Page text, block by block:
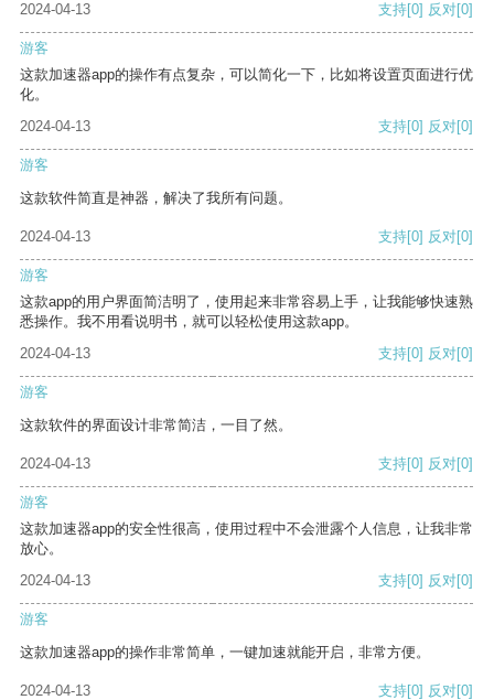
2024-04-13
支持[0] 反对[0]
游客
这款加速器app的操作有点复杂，可以简化一下，比如将设置页面进行优
化。
2024-04-13
支持[0] 反对[0]
游客
这款软件简直是神器，解决了我所有问题。
2024-04-13 支持[0] 反对[0]
游客
这款app的用户界面简洁明了，使用起来非常容易上手，让我能够快速熟
悉操作。我不用看说明书，就可以轻松使用这款app。
2024-04-13
支持[0] 反对[0]
游客
这款软件的界面设计非常简洁，一目了然。
2024-04-13 支持[0] 反对[0]
游客
这款加速器app的安全性很高，使用过程中不会泄露个人信息，让我非常
放心。
2024-04-13
支持[0] 反对[0]
游客
这款加速器app的操作非常简单，一键加速就能开启，非常方便。
2024-04-13 支持[0] 反对[0]